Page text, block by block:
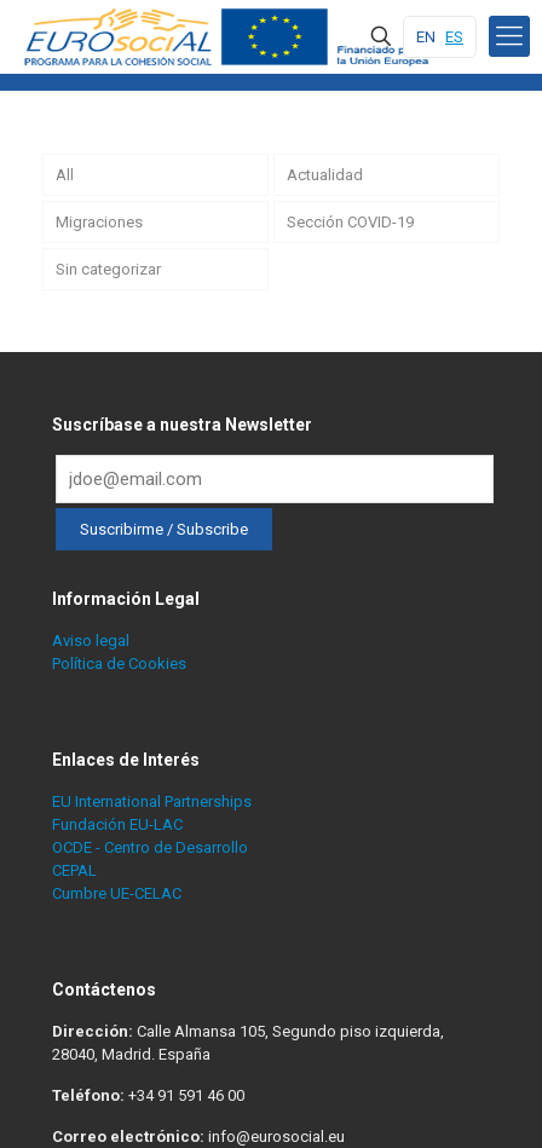
EN ES
All Actualidad
Migraciones Sección COVID-19
Sin categorizar
Suscríbase a nuestra Newsletter
Información Legal
Aviso legal
Política de Cookies
Enlaces de Interés
EU International Partnerships
Fundación EU-LAC
OCDE - Centro de Desarrollo
CEPAL
Cumbre UE-CELAC
Contáctenos
Dirección: Calle Almansa 105, Segundo piso izquierda,
28040, Madrid. España
Teléfono: +34 91 591 46 00
Correo electrónico: info@eurosocial.eu